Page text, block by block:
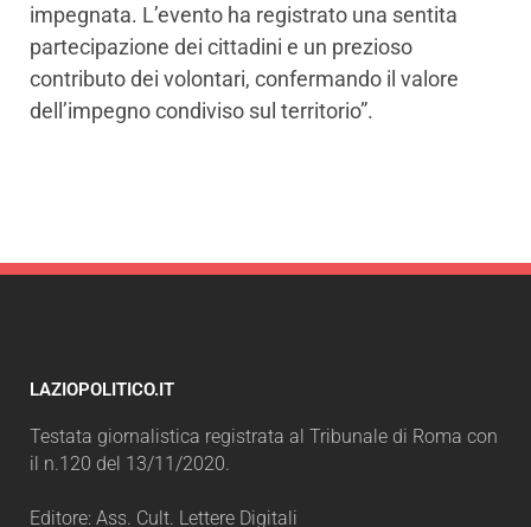
impegnata. L’evento ha registrato una sentita
partecipazione dei cittadini e un prezioso
contributo dei volontari, confermando il valore
dell’impegno condiviso sul territorio”.
LAZIOPOLITICO.IT
Testata giornalistica registrata al Tribunale di Roma con
il n.120 del 13/11/2020.
Editore: Ass. Cult. Lettere Digitali